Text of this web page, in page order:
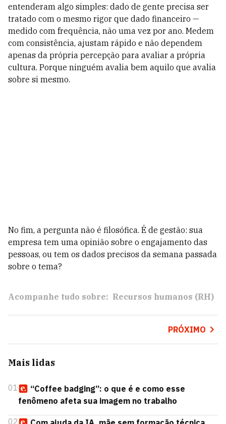
entenderam algo simples: dado de gente precisa ser
tratado com o mesmo rigor que dado financeiro —
medido com frequência, não uma vez por ano. Medem
com consistência, ajustam rápido e não dependem
apenas da própria percepção para avaliar a própria
cultura. Porque ninguém avalia bem aquilo que avalia
sobre si mesmo.
No fim, a pergunta não é filosófica. É de gestão: sua
empresa tem uma opinião sobre o engajamento das
pessoas, ou tem os dados precisos da semana passada
sobre o tema?
Acompanhe tudo sobre: Recursos humanos (RH)
PRÓXIMO
Mais lidas
01
“Coffee badging”: o que é e como esse
fenômeno afeta sua imagem no trabalho
02